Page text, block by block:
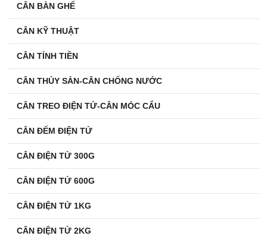
CÂN BÀN GHẾ
CÂN KỸ THUẬT
CÂN TÍNH TIỀN
CÂN THỦY SẢN-CÂN CHỐNG NƯỚC
CÂN TREO ĐIỆN TỬ-CÂN MÓC CẨU
CÂN ĐẾM ĐIỆN TỬ
CÂN ĐIỆN TỬ 300G
CÂN ĐIỆN TỬ 600G
CÂN ĐIỆN TỬ 1KG
CÂN ĐIỆN TỬ 2KG